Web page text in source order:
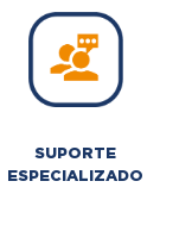
SUPORTE
ESPECIALIZADO